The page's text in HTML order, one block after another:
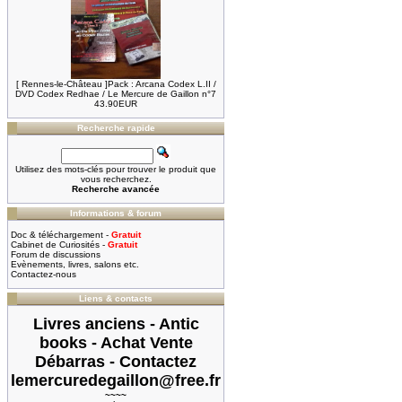
[ Rennes-le-Château ]Pack : Arcana Codex L.II /
DVD Codex Redhae / Le Mercure de Gaillon n°7
43.90EUR
Recherche rapide
Utilisez des mots-clés pour trouver le produit que
vous recherchez.
Recherche avancée
Informations & forum
Doc & téléchargement - Gratuit
Cabinet de Curiosités - Gratuit
Forum de discussions
Evènements, livres, salons etc.
Contactez-nous
Liens & contacts
Livres anciens - Antic
books - Achat Vente
Débarras - Contactez
lemercuredegaillon@free.fr
~~~~